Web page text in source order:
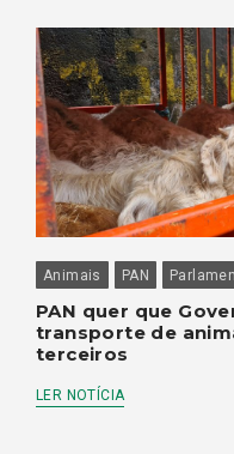
Animais PAN
PAN quer que
transporte de
terceiros
LER NOTÍCIA